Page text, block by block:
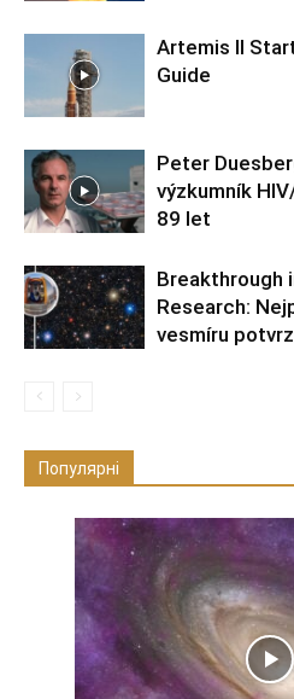
Artemis II
Guide
Peter
výzkumník
89 let
Breakthrough
Research:
vesmíru
Популярні